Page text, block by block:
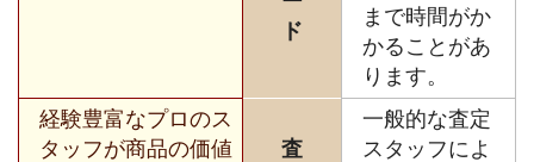
ド
まで時間がか
かることがあ
ります。
経験豊富なプロのス
タッフが商品の価値
査
一般的な査定
スタッフによ